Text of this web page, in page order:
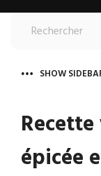
SHOW
épicée